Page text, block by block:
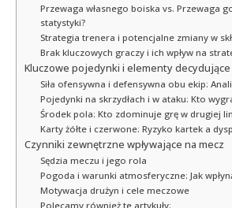
Przewaga własnego boiska vs. Przewaga
statystyki?
Strategia trenera i potencjalne zmiany w
Brak kluczowych graczy i ich wpływ na
Kluczowe pojedynki i elementy
Siła ofensywna i defensywna obu ekip:
Pojedynki na skrzydłach i w ataku: Kto
Środek pola: Kto zdominuje grę w drugiej
Karty żółte i czerwone: Ryzyko kartek a
Czynniki zewnętrzne wpływające na mecz
Sędzia meczu i jego rola
Pogoda i warunki atmosferyczne: Jak
Motywacja drużyn i cele meczowe
Polecamy również te artykuły: